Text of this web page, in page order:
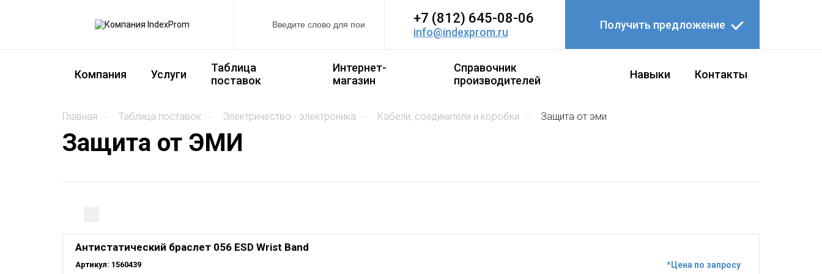
+7 (812) 645-08-06
info@indexprom.ru
Получить предложение
Компания Услуги
Таблица
поставок
Интернет-
магазин
Справочник
производителей
Навыки Контакты
главная таблица поставок электричество - электроника кабели, соединители и коробки защита от эми
Защита от ЭМИ
Антистатический браслет 056 ESD Wrist Band
Артикул: 1560439
*Цена по запросу